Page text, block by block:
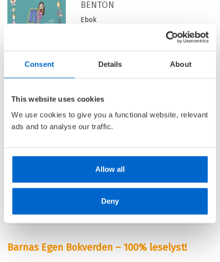
Consent Details About
This website uses cookies
We use cookies to give you a functional website, relevant
ads and to analyse our traffic.
Allow all
Deny
BENTON
Ebok
179,–
Kjære dumme dagbok 1 - La
oss late som dette ALDRI
hendte
BENTON
Ebok
Barnas Egen Bokverden – 100% leselyst!